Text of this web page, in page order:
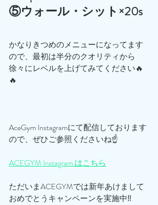
⑤ウォール・シット×20s
かなりきつめのメニューになってます
ので、最初は半分のクオリティから
徐々にレベルを上げてみてください🔥
🔥
AceGym Instagramにて配信しております
ので、ぜひご参照くださいね☝️
ACEGYM Instagram はこちら
ただいまACEGYMでは新年あけまして
おめでとうキャンペーンを実施中‼️